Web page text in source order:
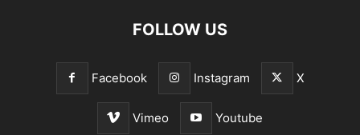
FOLLOW US
Facebook Instagram X
Vimeo Youtube